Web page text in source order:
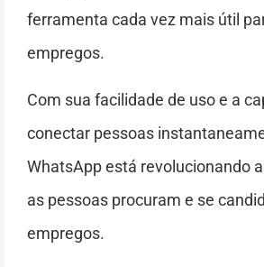
ferramenta cada vez mais útil
empregos.
Com sua facilidade de uso e a
conectar pessoas
WhatsApp está revolucionando
as pessoas procuram e se
empregos.